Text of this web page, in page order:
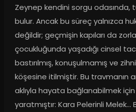
Zeynep kendini sorgu odasında,
bulur. Ancak bu süreç yalnızca
değildir; geçmişin kapıları da zorla
çocukluğunda yaşadığı cinsel
bastırılmış, konuşulmamış ve
köşesine itilmiştir. Bu travmanın
aklıyla hayata bağlanabilmek
yaratmıştır: Kara Pelerinli Melek...